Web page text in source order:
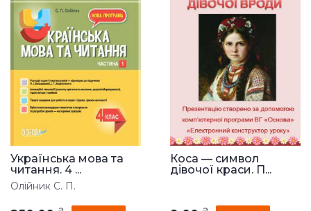
Українська мова та
читання. 4 ...
Олійник С. П.
Коса — символ
дівочої краси. П...